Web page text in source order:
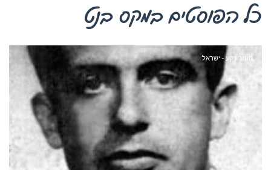
כל הפוסטים במקס בנט
חומר רקע - ישראל